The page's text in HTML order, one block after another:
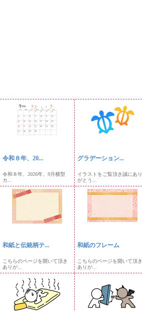
令和８年、20...
令和８年、2026年、9月横型
カ...
グラデーション...
イラストをご覧頂き誠にあり
がとう...
和紙と伝統柄テ...
こちらのページを開いて頂き
ありが...
和紙のフレーム
こちらのページを開いて頂き
ありが...